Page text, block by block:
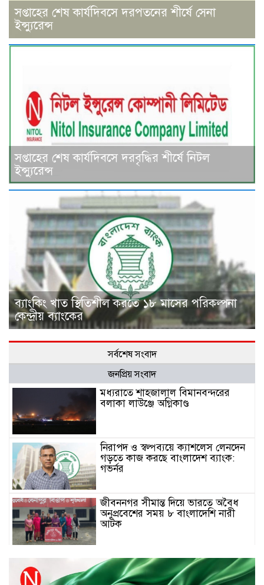
সপ্তাহের শেষ কার্যদিবসে দরপতনের শীর্ষে সেনা
ইন্স্যুরেন্স
সপ্তাহের শেষ কার্যদিবসে দরবৃদ্ধির শীর্ষে নিটল
ইন্স্যুরেন্স
ব্যাংকিং খাত স্থিতিশীল করতে ১৮ মাসের পরিকল্পনা
কেন্দ্রীয় ব্যাংকের
সর্বশেষ সংবাদ
জনপ্রিয় সংবাদ
মধ্যরাতে শাহজালাল বিমানবন্দরের
বলাকা লাউঞ্জে অগ্নিকাণ্ড
নিরাপদ ও স্বল্পব্যয়ে ক্যাশলেস লেনদেন
গড়তে কাজ করছে বাংলাদেশ ব্যাংক:
গভর্নর
জীবননগর সীমান্ত দিয়ে ভারতে অবৈধ
অনুপ্রবেশের সময় ৮ বাংলাদেশি নারী
আটক
মাধবপুর গৃহবধূর ঝুলন্ত মরদেহ উদ্ধার
করছে পুলিশ